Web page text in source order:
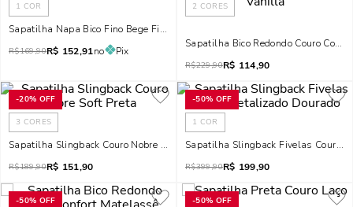
1 COR
Sapatilha Napa Bico Fino Bege Fivela
R$169,90R$ 152,91no Pix
2 CORES
Sapatilha Bico Redondo Couro
R$229,90R$ 114,90
-20% OFF
3 CORES
Sapatilha Slingback Couro Nobre Soft Preta
R$189,90R$ 151,90
-50% OFF
1 COR
Sapatilha Slingback Fivelas Couro
R$399,90R$ 199,90
-50% OFF -50% OFF